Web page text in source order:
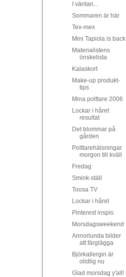
I väntan...
Sommaren är här
Tex-mex
Mini Tapiola is back
Materialistens
önskelista
Kalaskort
Make-up produkt-
tips
Mina polttare 2006
Lockar i håret
resultat
Det blommar på
gården
Polttarehälsningar
morgon till kväll
Fredag
Smink-ställ
Toosa TV
Lockar i håret
Pinterest inspis
Morsdagsweekend
Annorlunda bilder
att färglägga
Björkallergin är
olidlig nu
Glad morsdag y'all!